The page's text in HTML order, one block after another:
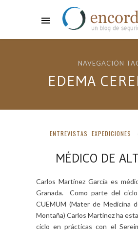
NAVEGACIÓN
EDEMA
ENTREVISTAS EXPEDICIONES
MÉDICO DE
Carlos Martínez García es
Granada. Como parte del
CUEMUM (Mater de Medicina
Montaña) Carlos Martínez ha
ciclo en prácticas con el